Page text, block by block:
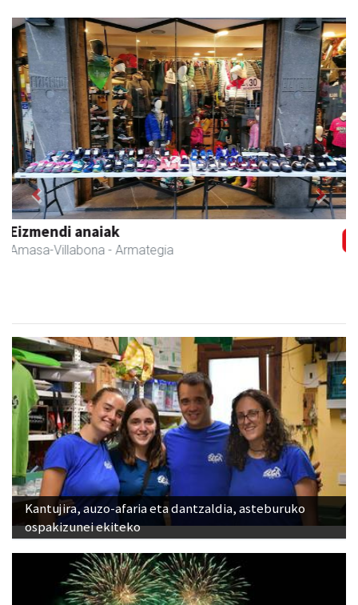
Fleming Herri Eskola
Amasa-Villabona - Hezkuntza
Previous Next
Kantujira, auzo-afaria eta dantzaldia, asteburuko
ospakizunei ekiteko